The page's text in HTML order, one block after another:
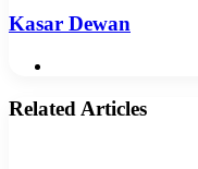
Kasar Dewan
Related Articles